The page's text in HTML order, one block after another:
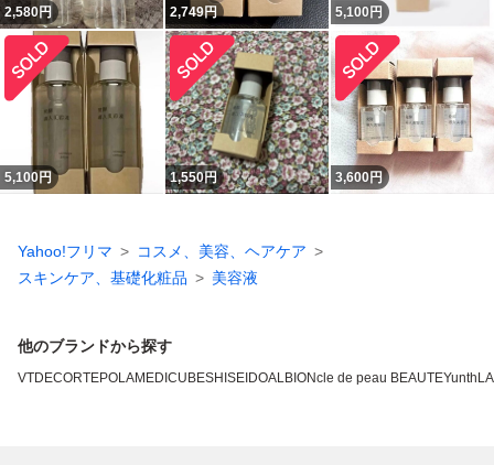
2,580円 2,749円 5,100 円
5,100円 1,550円 3,600円
Yahoo!フリマ
コスメ、美容、ヘアケア
スキンケア、基礎化粧品
美容液
他のブランドから探す
VTDECORTEPOLAMEDICUBESHISEIDOALBIONcle de peau BEAUTEYunth